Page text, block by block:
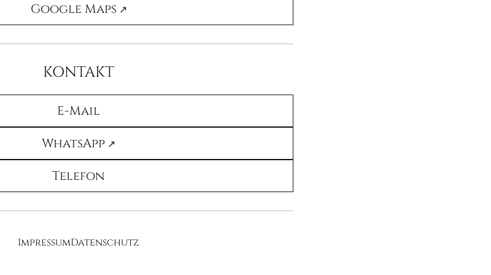
Google Maps
KONTAKT
E-Mail
WhatsApp
Telefon
ImpressumDatenschutz